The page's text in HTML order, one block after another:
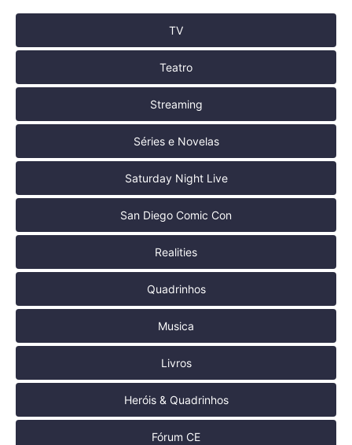
TV
Teatro
Streaming
Séries e Novelas
Saturday Night Live
San Diego Comic Con
Realities
Quadrinhos
Musica
Livros
Heróis & Quadrinhos
Fórum CE